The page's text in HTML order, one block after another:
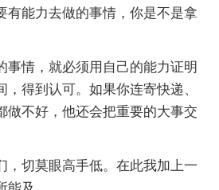
有能力去做的事情，你是不是拿
情，就必须用自己的能力证明
得到认可。如果你连寄快递、
做不好，他还会把重要的大事交
切莫眼高手低。在此我加上一